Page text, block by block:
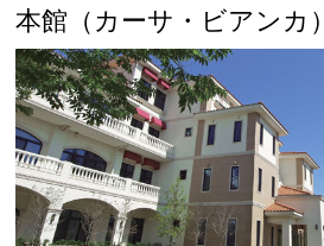
本館（カーサ・ビアンカ）